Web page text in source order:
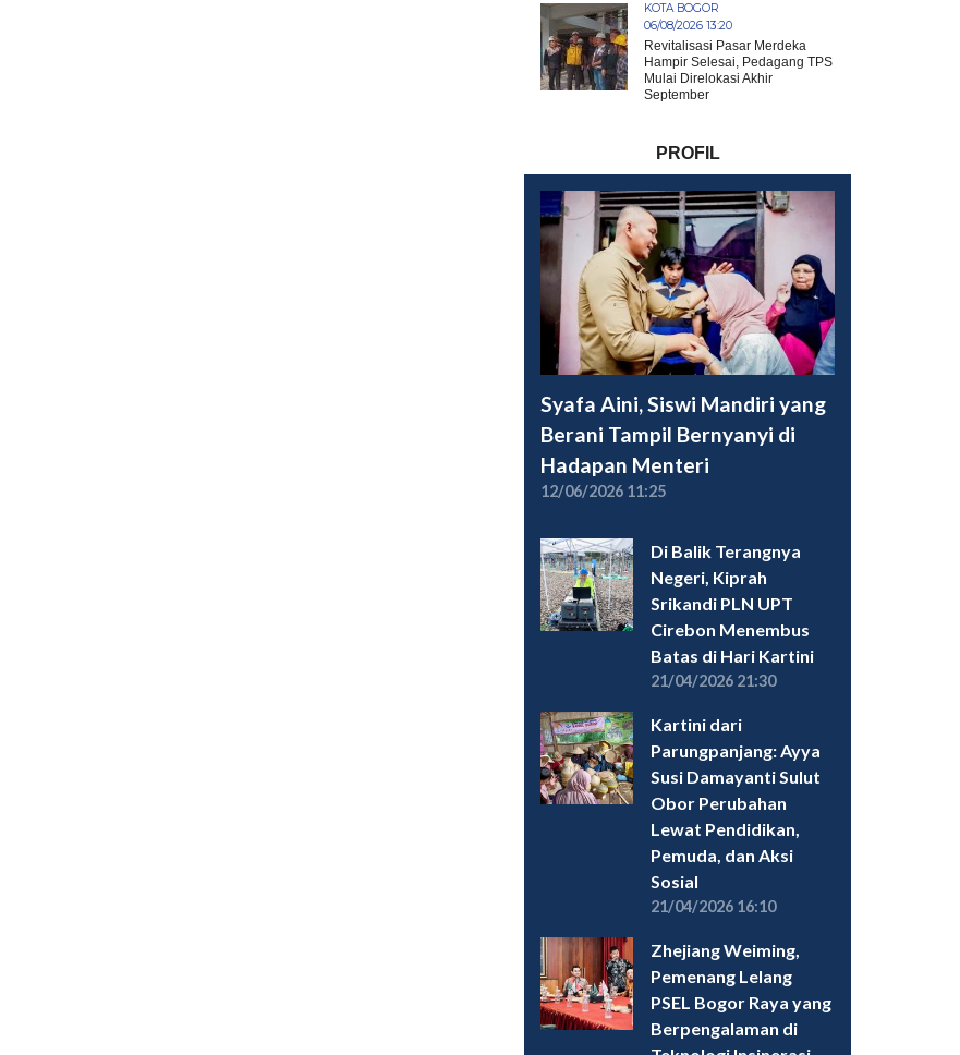
KOTA BOGOR
06/08/2026 13:20
Revitalisasi Pasar Merdeka
Hampir Selesai, Pedagang TPS
Mulai Direlokasi Akhir
September
PROFIL
Syafa Aini, Siswi Mandiri yang
Berani Tampil Bernyanyi di
Hadapan Menteri
12/06/2026 11:25
Di Balik Terangnya
Negeri, Kiprah
Srikandi PLN UPT
Cirebon Menembus
Batas di Hari Kartini
21/04/2026 21:30
Kartini dari
Parungpanjang: Ayya
Susi Damayanti Sulut
Obor Perubahan
Lewat Pendidikan,
Pemuda, dan Aksi
Sosial
21/04/2026 16:10
Zhejiang Weiming,
Pemenang Lelang
PSEL Bogor Raya yang
Berpengalaman di